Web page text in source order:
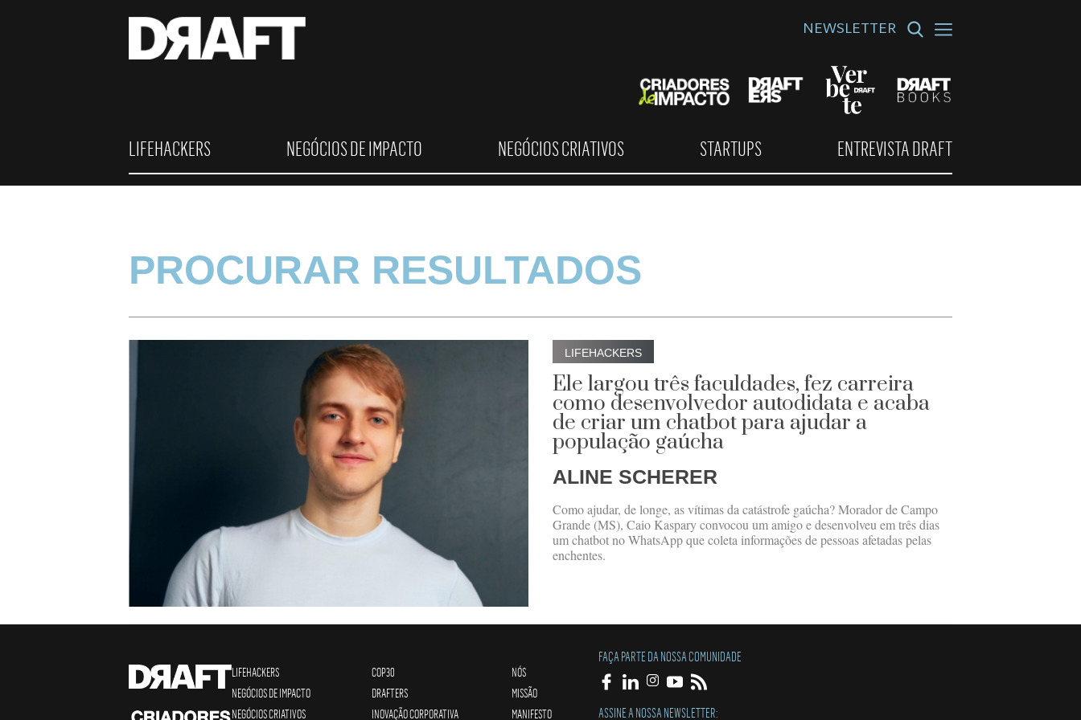
NEWSLETTER
LIFEHACKERS NEGÓCIOS DE IMPACTO NEGÓCIOS CRIATIVOS STARTUPS ENTREVISTA DRAFT
PROCURAR RESULTADOS
LIFEHACKERS
Ele largou três faculdades, fez carreira
como desenvolvedor autodidata e acaba
de criar um chatbot para ajudar a
população gaúcha
ALINE SCHERER
Como ajudar, de longe, as vítimas da catástrofe gaúcha? Morador de Campo
Grande (MS), Caio Kaspary convocou um amigo e desenvolveu em três dias
um chatbot no WhatsApp que coleta informações de pessoas afetadas pelas
enchentes.
LIFEHACKERS
NEGÓCIOS DE IMPACTO
NEGÓCIOS CRIATIVOS
COP30
DRAFTERS
INOVAÇÃO CORPORATIVA
NÓS
MISSÃO
MANIFESTO
FAÇA PARTE DA NOSSA COMUNIDADE
ASSINE A NOSSA NEWSLETTER: